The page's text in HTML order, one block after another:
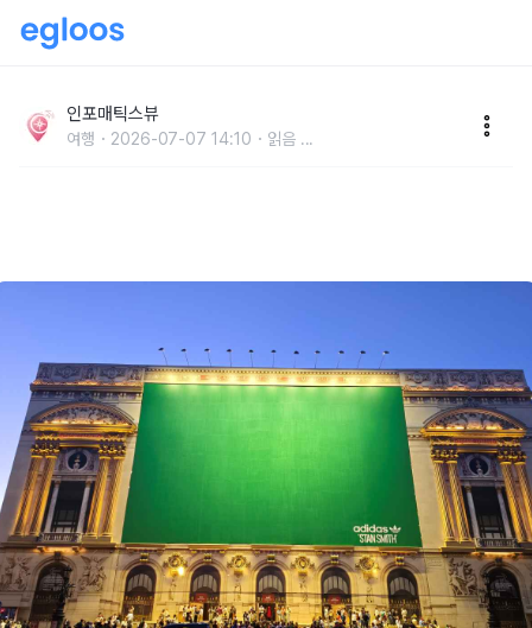
은 프랑스 파리 당일치기 코스 추천
인포매틱스뷰
여행 2026-07-07 14:10 읽음 ...